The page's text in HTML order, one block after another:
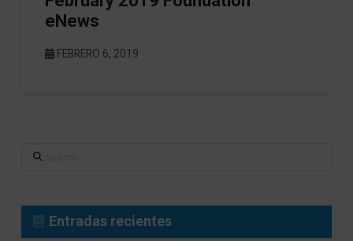
eNews
FEBRERO 6, 2019
Search
Entradas recientes